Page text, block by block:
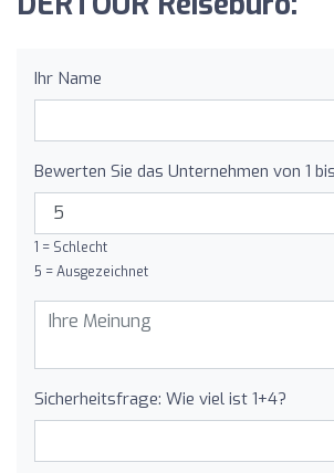
Ihr Name
Bewerten Sie das Unternehmen von 1
1 = Schlecht
5 = Ausgezeichnet
Sicherheitsfrage: Wie viel ist 1+4?